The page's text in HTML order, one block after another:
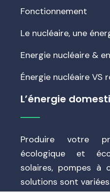
Fonctionnement
Le nucléaire, une
Energie nucléaire &
Énergie nucléaire VS
L’énergie
Produire votre
écologique et
solaires, pompes à
solutions sont